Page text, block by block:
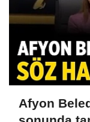
Afyon